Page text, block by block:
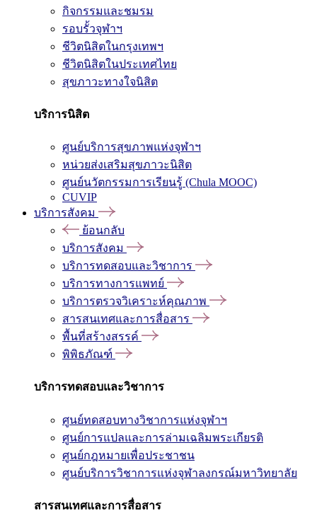
กิจกรรมและชมรม
รอบรั้วจุฬาฯ
ชีวิตนิสิตในกรุงเทพฯ
ชีวิตนิสิตในประเทศไทย
สุขภาวะทางใจนิสิต
บริการนิสิต
ศูนย์บริการสุขภาพแห่งจุฬาฯ
หน่วยส่งเสริมสุขภาวะนิสิต
ศูนย์นวัตกรรมการเรียนรู้ (Chula MOOC)
CUVIP
บริการสังคม
ย้อนกลับ
บริการสังคม
บริการทดสอบและวิชาการ
บริการทางการแพทย์
บริการตรวจวิเคราะห์คุณภาพ
สารสนเทศและการสื่อสาร
พื้นที่สร้างสรรค์
พิพิธภัณฑ์
บริการทดสอบและวิชาการ
ศูนย์ทดสอบทางวิชาการแห่งจุฬาฯ
ศูนย์การแปลและการล่ามเฉลิมพระเกียรติ
ศูนย์กฎหมายเพื่อประชาชน
ศูนย์บริการวิชาการแห่งจุฬาลงกรณ์มหาวิทยาลัย
สารสนเทศและการสื่อสาร